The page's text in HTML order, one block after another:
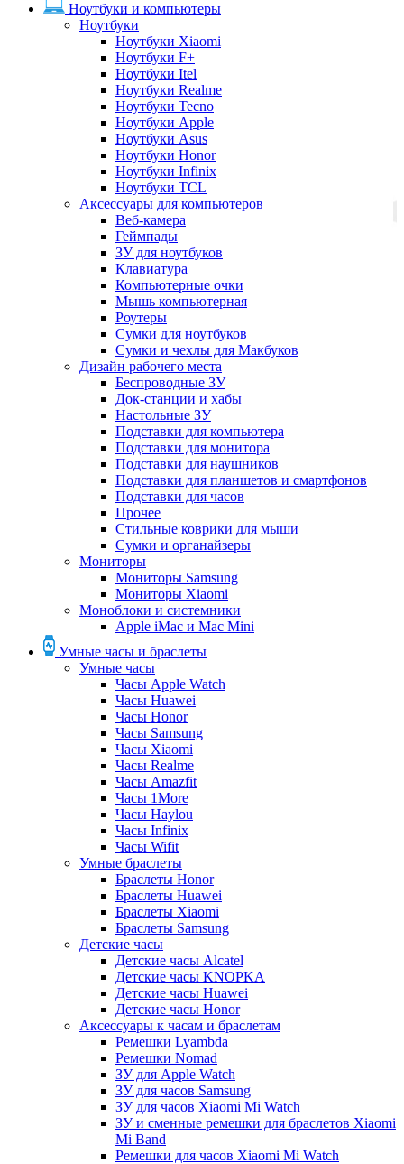
Ноутбуки и компьютеры
Ноутбуки
Ноутбуки Xiaomi
Ноутбуки F+
Ноутбуки Itel
Ноутбуки Realme
Ноутбуки Tecno
Ноутбуки Apple
Ноутбуки Asus
Ноутбуки Honor
Ноутбуки Infinix
Ноутбуки TCL
Аксессуары для компьютеров
Веб-камера
Геймпады
ЗУ для ноутбуков
Клавиатура
Компьютерные очки
Мышь компьютерная
Роутеры
Сумки для ноутбуков
Сумки и чехлы для Макбуков
Дизайн рабочего места
Беспроводные ЗУ
Док-станции и хабы
Настольные ЗУ
Подставки для компьютера
Подставки для монитора
Подставки для наушников
Подставки для планшетов и смартфонов
Подставки для часов
Прочее
Стильные коврики для мыши
Сумки и органайзеры
Мониторы
Мониторы Samsung
Мониторы Xiaomi
Моноблоки и системники
Apple iMac и Mac Mini
Умные часы и браслеты
Умные часы
Часы Apple Watch
Часы Huawei
Часы Honor
Часы Samsung
Часы Xiaomi
Часы Realme
Часы Amazfit
Часы 1More
Часы Haylou
Часы Infinix
Часы Wifit
Умные браслеты
Браслеты Honor
Браслеты Huawei
Браслеты Xiaomi
Браслеты Samsung
Детские часы
Детские часы Alcatel
Детские часы KNOPKA
Детские часы Huawei
Детские часы Honor
Аксессуары к часам и браслетам
Ремешки Lyambda
Ремешки Nomad
ЗУ для Apple Watch
ЗУ для часов Samsung
ЗУ для часов Xiaomi Mi Watch
ЗУ и сменные ремешки для браслетов Xiaomi
Mi Band
Ремешки для часов Xiaomi Mi Watch